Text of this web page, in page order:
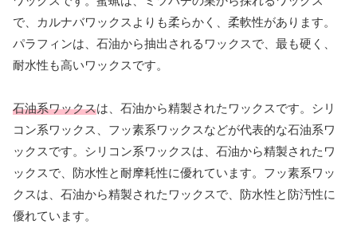
で、カルナバワックスよりも柔らかく、柔軟性があります。
パラフィンは、石油から抽出されるワックスで、最も硬く、
耐水性も高いワックスです。
石油系ワックスは、石油から精製されたワックスです。シリ
コン系ワックス、フッ素系ワックスなどが代表的な石油系ワ
ックスです。シリコン系ワックスは、石油から精製されたワ
ックスで、防水性と耐摩耗性に優れています。フッ素系ワッ
クスは、石油から精製されたワックスで、防水性と防汚性に
優れています。